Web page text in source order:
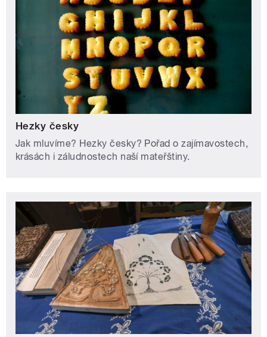
Hezky česky
Jak mluvíme? Hezky česky? Pořad o zajímavostech,
krásách i záludnostech naší mateřštiny.